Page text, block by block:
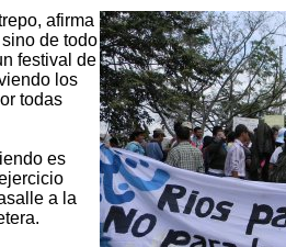
afirma
de todo
festival de
los
todas
es
a la